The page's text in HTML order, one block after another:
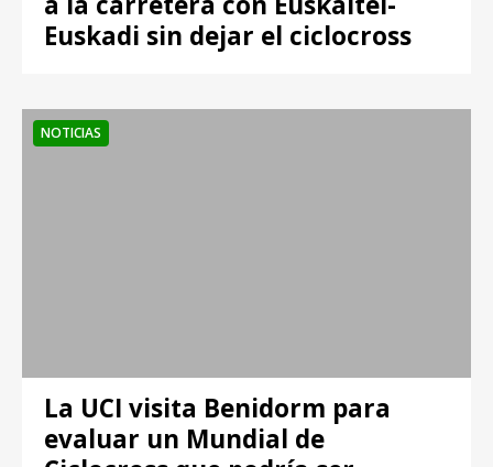
Euskadi sin dejar el ciclocross
NOTICIAS
La UCI visita Benidorm para
evaluar un Mundial de